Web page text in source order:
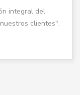
integral del
clientes".